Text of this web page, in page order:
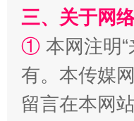
全民健身五年计划
三、关于网
① 本网注明
有。本传媒
留言在本网